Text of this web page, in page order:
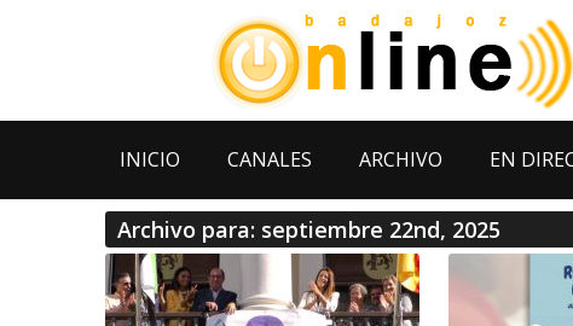
INICIO CANALES ARCHIVO EN
Archivo para: septiembre 22nd, 2025